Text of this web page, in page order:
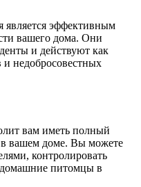
является эффективным
вашего дома. Они
и действуют как
и недобросовестных
вам иметь полный
в вашем доме. Вы можете
контролировать
домашние питомцы в